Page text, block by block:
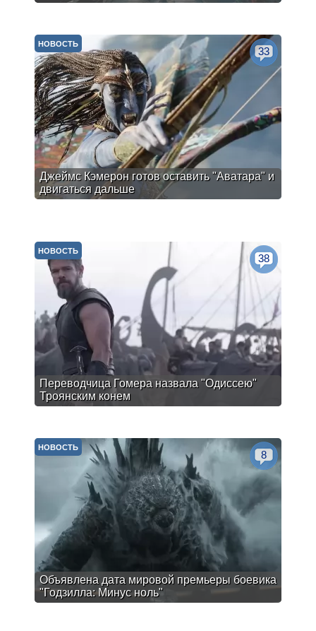
Джеймс Кэмерон готов оставить "Аватара" и
двигаться дальше
НОВОСТЬ
33
Переводчица Гомера назвала "Одиссею"
Троянским конем
НОВОСТЬ
38
Объявлена дата мировой премьеры боевика
"Годзилла: Минус ноль"
НОВОСТЬ
8